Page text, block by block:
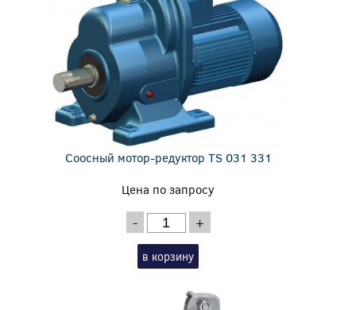
Соосный мотор-редуктор TS 031 331
Цена по запросу
- +
в корзину